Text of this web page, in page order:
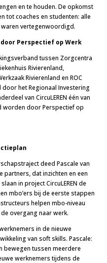
en te houden. De opkomst
tot coaches en studenten: alle
vertegenwoordigd.
Perspectief op Werk
tussen Zorgcentra
Rivierenland,
Rivierenland en ROC
het Regionaal Investering
van CircuLEREN één van
worden door Perspectief op
deed Pascale van
partners, dat inzichten en een
in project CircuLEREN de
mbo’ers bij de eerste stappen
helpen mbo-niveau
overgang naar werk.
in de nieuwe
van soft skills. Pascale:
bewegen tussen meerdere
werknemers tijdens de